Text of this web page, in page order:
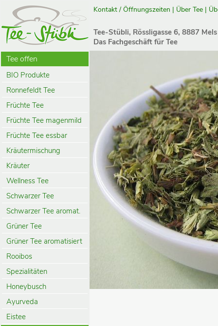
Kontakt / Öffnungszeiten | Über Tee |
Tee-Stübli, Rössligasse 6, 8887 Mels
Das Fachgeschäft für Tee
Tee offen
BIO Produkte
Ronnefeldt Tee
Früchte Tee
Früchte Tee magenmild
Früchte Tee essbar
Kräutermischung
Kräuter
Wellness Tee
Schwarzer Tee
Schwarzer Tee aromat.
Grüner Tee
Grüner Tee aromatisiert
Rooibos
Spezialitäten
Honeybusch
Ayurveda
Eistee